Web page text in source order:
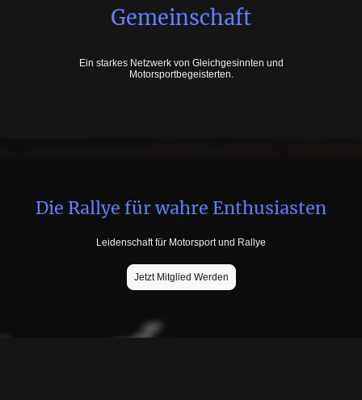
Gemeinschaft
Ein starkes Netzwerk von Gleichgesinnten und
Motorsportbegeisterten.
Die Rallye für wahre Enthusiasten
Leidenschaft für Motorsport und Rallye
Jetzt Mitglied Werden